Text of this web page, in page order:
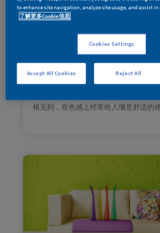
专业「涂」库 | 墙面配色怎么选
2022年6 月|
人一生三分之一的时间，几乎都是在家中
过。卧室的温馨舒适和配色就显得尤为重
搭配，统一整个空间。跚瑚钟绿作为墙面
的颜色让整个房间生机盎然，灵动清新。
格见到，在色感上经常给人惬意舒适
to enhance site navigation, analyze site usage, and assist
了解更多Cookie信息
Cookies Settings
Reject All
Accept All Cookies